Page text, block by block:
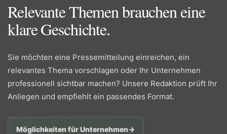
Relevante Themen brauchen eine
klare Geschichte.
Sie möchten eine Pressemitteilung einreichen, ein
relevantes Thema vorschlagen oder Ihr Unternehmen
professionell sichtbar machen? Unsere Redaktion prüft Ihr
Anliegen und empfiehlt ein passendes Format.
Möglichkeiten für Unternehmen→